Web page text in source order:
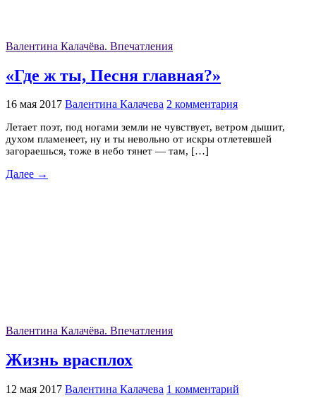
Валентина Калачёва. Впечатления
«Где ж ты, Песня главная?»
16 мая 2017 Валентина Калачева 2 комментария
Летает поэт, под ногами земли не чувствует, ветром дышит,
духом пламенеет, ну и ты невольно от искры отлетевшей
загораешься, тоже в небо тянет — там, […]
Далее →
Валентина Калачёва. Впечатления
Жизнь врасплох
12 мая 2017 Валентина Калачева 1 комментарий